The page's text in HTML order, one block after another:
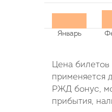
Цена билетов
применяется
РЖД бонус,
прибытия,